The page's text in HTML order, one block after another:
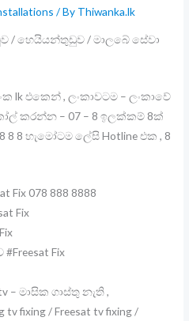
/ By Thiwanka.lk
/ හෙයියන්තුඩුව / මාලබේ සේවා
lk එකෙන් , ලංකාවටම – ලංකාවේ
කරන්න – 07 – 8 ඉලක්කම් 8ක්
8 8 හැමෝටම ලේසි Hotline එක , 8
Fix 078 888 8888
Fix
Fix
– මාසික ගාස්තු නැති ,
fixing / Freesat tv fixing /